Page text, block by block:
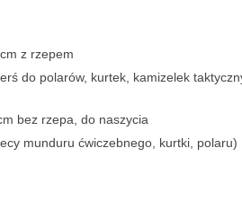
cm z rzepem
do polarów, kurtek, kamizelek
bez rzepa, do naszycia
munduru ćwiczebnego, kurtki, polaru)